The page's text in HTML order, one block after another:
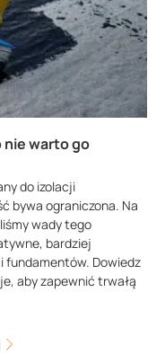
nie warto go
do izolacji
bywa ograniczona. Na
wady tego
bardziej
fundamentów. Dowiedz
aby zapewnić trwałą